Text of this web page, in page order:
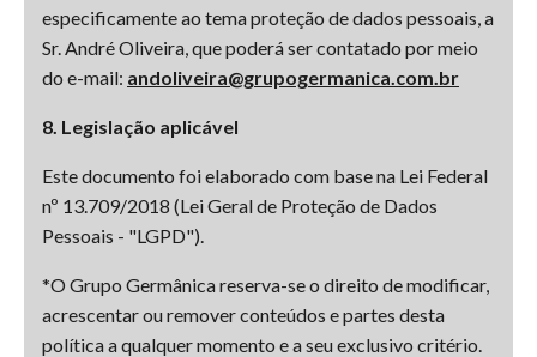
especificamente ao tema proteção de dados pessoais, a
Sr. André Oliveira, que poderá ser contatado por meio
do e-mail: andoliveira@grupogermanica.com.br
8. Legislação aplicável
Este documento foi elaborado com base na Lei Federal
nº 13.709/2018 (Lei Geral de Proteção de Dados
Pessoais - "LGPD").
*O Grupo Germânica reserva-se o direito de modificar,
acrescentar ou remover conteúdos e partes desta
política a qualquer momento e a seu exclusivo critério.